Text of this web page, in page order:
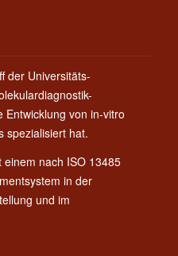
der Universitäts-
Entwicklung von in-vitro
spezialisiert hat.
nach ISO 13485
in der
und im